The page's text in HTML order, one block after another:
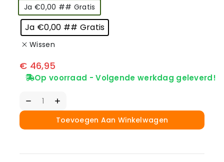
Ja €0,00 ## Gratis
Ja €0,00 ## Gratis
Wissen
€ 46,95
Op voorraad - Volgende werkdag geleverd!
Toevoegen Aan Winkelwagen